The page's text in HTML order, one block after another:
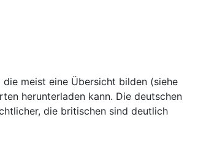
meist eine Übersicht bilden (siehe
herunterladen kann. Die deutschen
die britischen sind deutlich